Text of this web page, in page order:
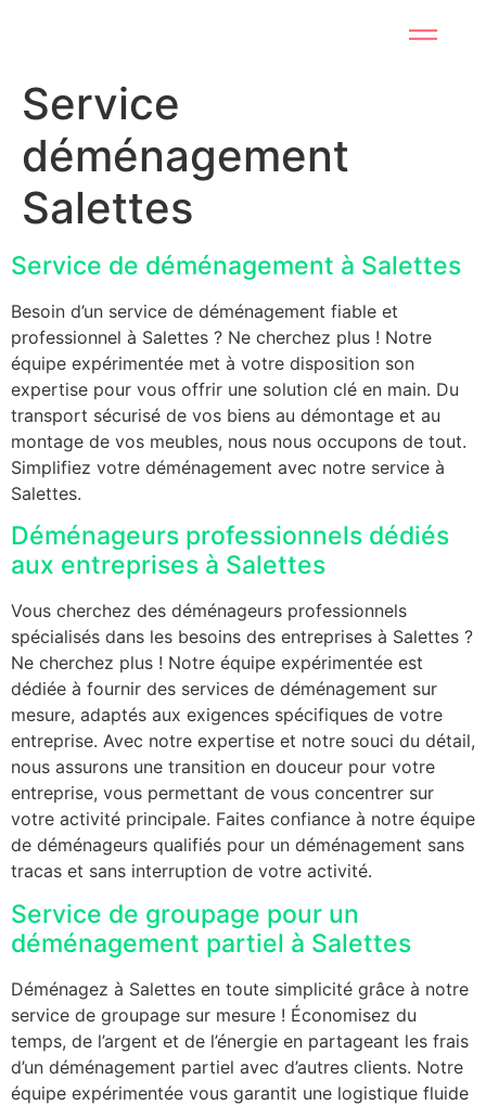
Service
déménagement
Salettes
Service de déménagement à Salettes
Besoin d’un service de déménagement fiable et
professionnel à Salettes ? Ne cherchez plus ! Notre
équipe expérimentée met à votre disposition son
expertise pour vous offrir une solution clé en main. Du
transport sécurisé de vos biens au démontage et au
montage de vos meubles, nous nous occupons de tout.
Simplifiez votre déménagement avec notre service à
Salettes.
Déménageurs professionnels dédiés
aux entreprises à Salettes
Vous cherchez des déménageurs professionnels
spécialisés dans les besoins des entreprises à Salettes ?
Ne cherchez plus ! Notre équipe expérimentée est
dédiée à fournir des services de déménagement sur
mesure, adaptés aux exigences spécifiques de votre
entreprise. Avec notre expertise et notre souci du détail,
nous assurons une transition en douceur pour votre
entreprise, vous permettant de vous concentrer sur
votre activité principale. Faites confiance à notre équipe
de déménageurs qualifiés pour un déménagement sans
tracas et sans interruption de votre activité.
Service de groupage pour un
déménagement partiel à Salettes
Déménagez à Salettes en toute simplicité grâce à notre
service de groupage sur mesure ! Économisez du
temps, de l’argent et de l’énergie en partageant les frais
d’un déménagement partiel avec d’autres clients. Notre
équipe expérimentée vous garantit une logistique fluide